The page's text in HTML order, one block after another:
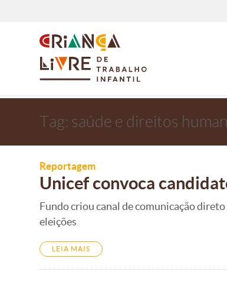
Tag: saúde e direitos
Reportagem
Unicef convoca
Fundo criou canal de comunicação
eleições
LEIA MAIS